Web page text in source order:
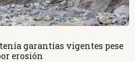
garantías vigentes pese
erosión